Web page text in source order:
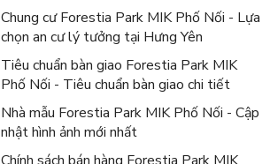
Chung cư Forestia Park MIK Phố Nối - Lựa
chọn an cư lý tưởng tại Hưng Yên
Tiêu chuẩn bàn giao Forestia Park MIK
Phố Nối - Tiêu chuẩn bàn giao chi tiết
Nhà mẫu Forestia Park MIK Phố Nối - Cập
nhật hình ảnh mới nhất